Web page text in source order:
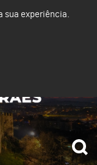
sua experiência.